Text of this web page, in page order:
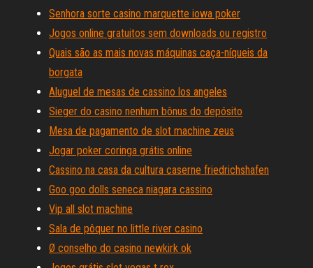
Senhora sorte casino marquette iowa poker
Jogos online gratuitos sem downloads ou registro
Quais são as mais novas máquinas caça-níqueis da
borgata
Aluguel de mesas de cassino los angeles
Sieger do casino nenhum bônus do depósito
Mesa de pagamento de slot machine zeus
Jogar poker coringa grátis online
Cassino na casa da cultura caserne friedrichshafen
Goo goo dolls seneca niagara cassino
Vip all slot machine
Sala de pôquer no little river casino
Ø conselho do casino newkirk ok